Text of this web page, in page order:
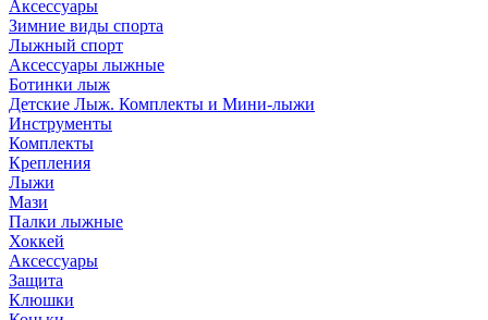
Аксессуары
Зимние виды спорта
Лыжный спорт
Аксессуары лыжные
Ботинки лыж
Детские Лыж. Комплекты и Мини-лыжи
Инструменты
Комплекты
Крепления
Лыжи
Мази
Палки лыжные
Хоккей
Аксессуары
Защита
Клюшки